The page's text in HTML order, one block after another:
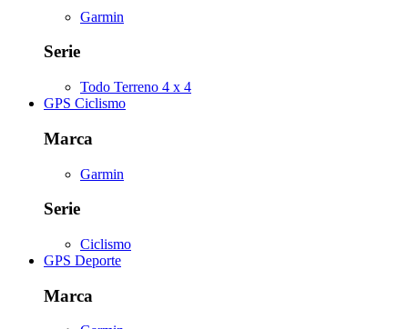
Garmin
Serie
Todo Terreno 4 x 4
GPS Ciclismo
Marca
Garmin
Serie
Ciclismo
GPS Deporte
Marca